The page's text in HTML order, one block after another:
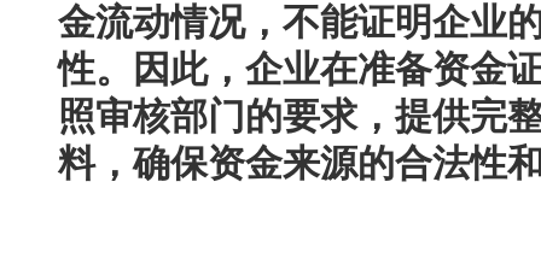
金流动情况，不能证明企业
性。因此，企业在准备资金
照审核部门的要求，提供完
料，确保资金来源的合法性